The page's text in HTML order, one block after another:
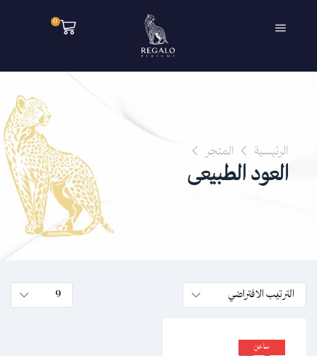
0
الرئيسية المتجر
العود الطبيعى
ساخن